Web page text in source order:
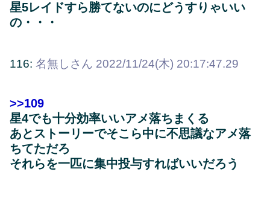
星5レイドすら勝てないのにどうすりゃいい
の・・・
116: 名無しさん 2022/11/24(木) 20:17:47.29
>>109
星4でも十分効率いいアメ落ちまくる
あとストーリーでそこら中に不思議なアメ落
ちてただろ
それらを一匹に集中投与すればいいだろう